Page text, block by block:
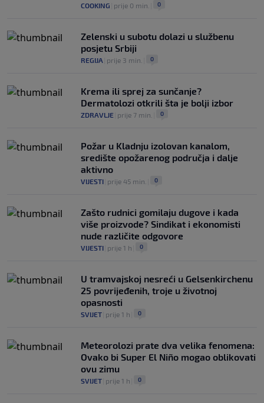
COOKING prije 0 min. 0
Zelenski u subotu dolazi u službenu
posjetu Srbiji
REGIJA prije 3 min. 0
Krema ili sprej za sunčanje?
Dermatolozi otkrili šta je bolji izbor
ZDRAVLJE prije 7 min. 0
Požar u Kladnju izolovan kanalom,
središte opožarenog područja i dalje
aktivno
VIJESTI prije 45 min. 0
Zašto rudnici gomilaju dugove i kada
više proizvode? Sindikat i ekonomisti
nude različite odgovore
VIJESTI prije 1 h 0
U tramvajskoj nesreći u Gelsenkirchenu
25 povrijeđenih, troje u životnoj
opasnosti
SVIJET prije 1 h 0
Meteorolozi prate dva velika fenomena:
Ovako bi Super El Niño mogao oblikovati
ovu zimu
SVIJET prije 1 h 0